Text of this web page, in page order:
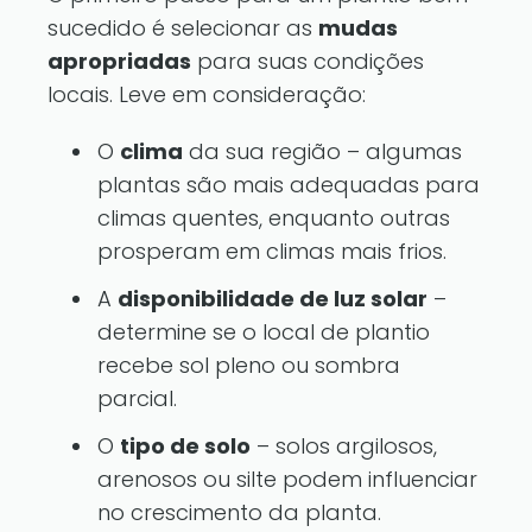
sucedido é selecionar as mudas
apropriadas para suas condições
locais. Leve em consideração:
O clima da sua região – algumas
plantas são mais adequadas para
climas quentes, enquanto outras
prosperam em climas mais frios.
A disponibilidade de luz solar –
determine se o local de plantio
recebe sol pleno ou sombra
parcial.
O tipo de solo – solos argilosos,
arenosos ou silte podem influenciar
no crescimento da planta.